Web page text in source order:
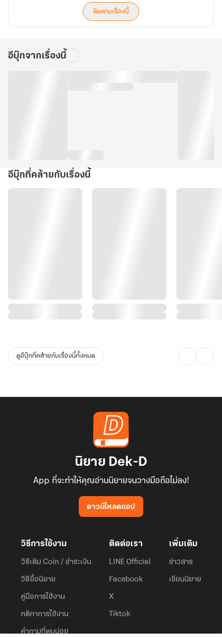
ติดตามเรื่องนี้
อีบุ๊กจากเรื่องนี้
อีบุ๊กที่คล้ายกับเรื่องนี้
ดูอีบุ๊กที่คล้ายกับเรื่องนี้ทั้งหมด
นิยาย Dek-D
App ที่จะทำให้คุณอ่านนิยายจนวางมือถือไม่ลง!
ดาวน์โหลดแอป
วิธีการใช้งาน
วิธีเติม Coin / ชำระเงิน
วิธีซื้อนิยาย
คู่มือการใช้งาน
กติกาการใช้งาน
คำถามที่พบบ่อย
ติดต่อเรา
LINE Official
Facebook
X
Tiktok
เพิ่มเติม
ข่าวสาร
เขียนนิยาย